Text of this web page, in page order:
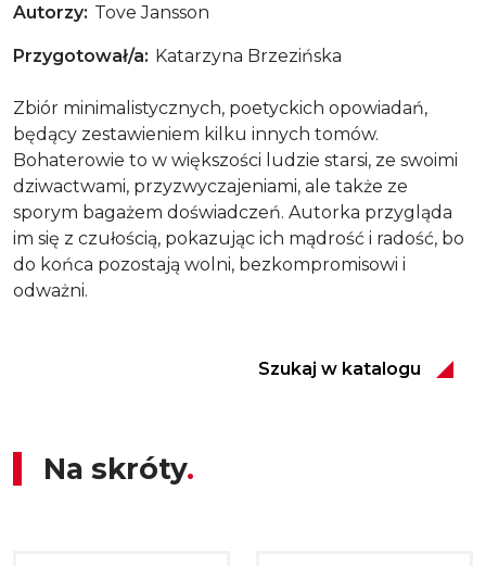
Kobieta, która pożyczała wspomnienia
Autorzy Tove Jansson
Przygotował/a Katarzyna Brzezińska
Zbiór minimalistycznych, poetyckich opowiadań,
będący zestawieniem kilku innych tomów.
Bohaterowie to w większości ludzie starsi, ze swoimi
dziwactwami, przyzwyczajeniami, ale także ze
sporym bagażem doświadczeń. Autorka przygląda
im się z czułością, pokazując ich mądrość i radość, bo
do końca pozostają wolni, bezkompromisowi i
odważni.
Szukaj w katalogu
Na skróty